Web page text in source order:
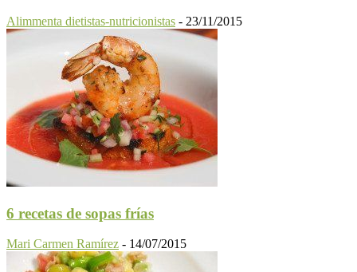
Alimmenta dietistas-nutricionistas - 23/11/2015
6 recetas de sopas frías
Mari Carmen Ramírez - 14/07/2015